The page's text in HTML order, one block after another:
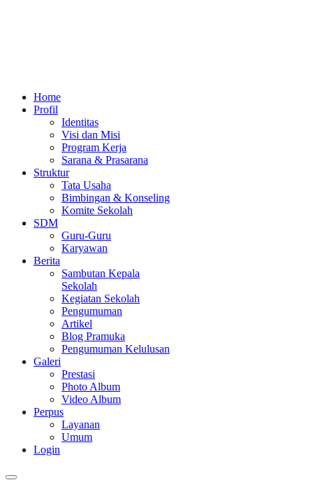
Home
Profil
Identitas
Visi dan Misi
Program Kerja
Sarana & Prasarana
Struktur
Tata Usaha
Bimbingan & Konseling
Komite Sekolah
SDM
Guru-Guru
Karyawan
Berita
Sambutan Kepala
Sekolah
Kegiatan Sekolah
Pengumuman
Artikel
Blog Pramuka
Pengumuman Kelulusan
Galeri
Prestasi
Photo Album
Video Album
Perpus
Layanan
Umum
Login